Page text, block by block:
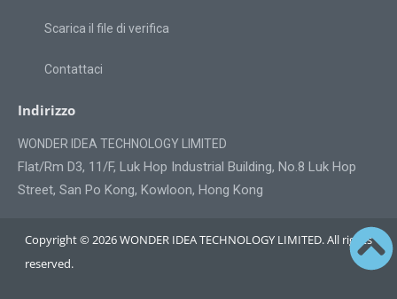
Scarica il file di verifica
Contattaci
Indirizzo
WONDER IDEA TECHNOLOGY LIMITED
Flat/Rm D3, 11/F, Luk Hop Industrial Building, No.8 Luk Hop
Street, San Po Kong, Kowloon, Hong Kong
Copyright © 2026 WONDER IDEA TECHNOLOGY LIMITED. All rights
reserved.